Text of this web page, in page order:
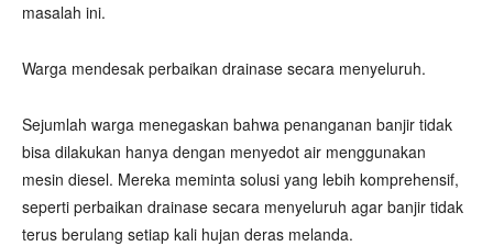
masalah ini.
Warga mendesak perbaikan drainase secara menyeluruh.
Sejumlah warga menegaskan bahwa penanganan banjir tidak
bisa dilakukan hanya dengan menyedot air menggunakan
mesin diesel. Mereka meminta solusi yang lebih komprehensif,
seperti perbaikan drainase secara menyeluruh agar banjir tidak
terus berulang setiap kali hujan deras melanda.